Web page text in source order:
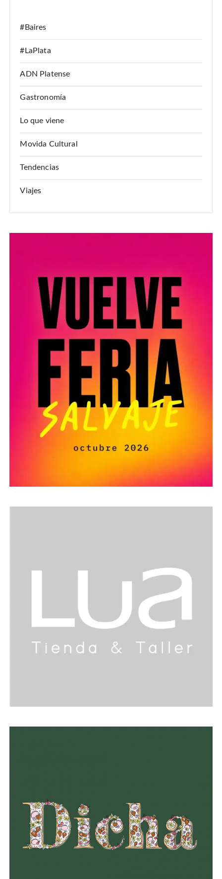
#Baires
#LaPlata
ADN Platense
Gastronomía
Lo que viene
Movida Cultural
Tendencias
Viajes